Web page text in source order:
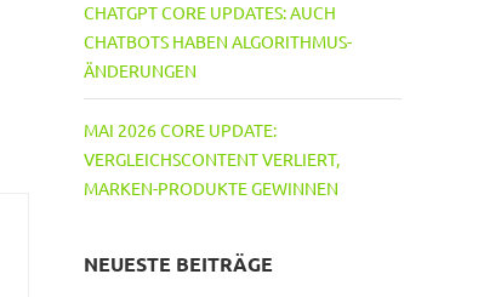
CHATGPT CORE UPDATES: AUCH
CHATBOTS HABEN ALGORITHMUS-
ÄNDERUNGEN
MAI 2026 CORE UPDATE:
VERGLEICHSCONTENT VERLIERT,
MARKEN-PRODUKTE GEWINNEN
NEUESTE BEITRÄGE